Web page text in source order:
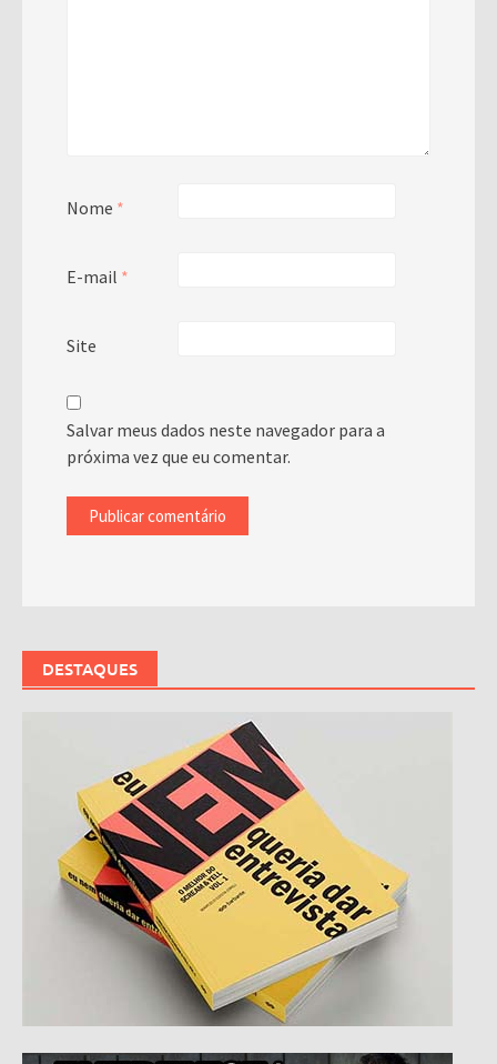
Nome *
E-mail *
Site
Salvar meus dados neste navegador para a
próxima vez que eu comentar.
DESTAQUES